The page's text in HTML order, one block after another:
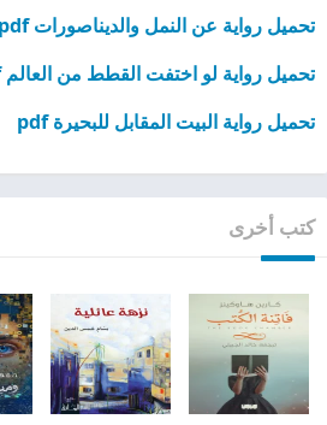
تحميل رواية عن النمل والديناصورات pdf
تحميل رواية لو اختفت القطط من العالم pdf
تحميل رواية البيت المقابل للبحيرة pdf
كتب أخرى